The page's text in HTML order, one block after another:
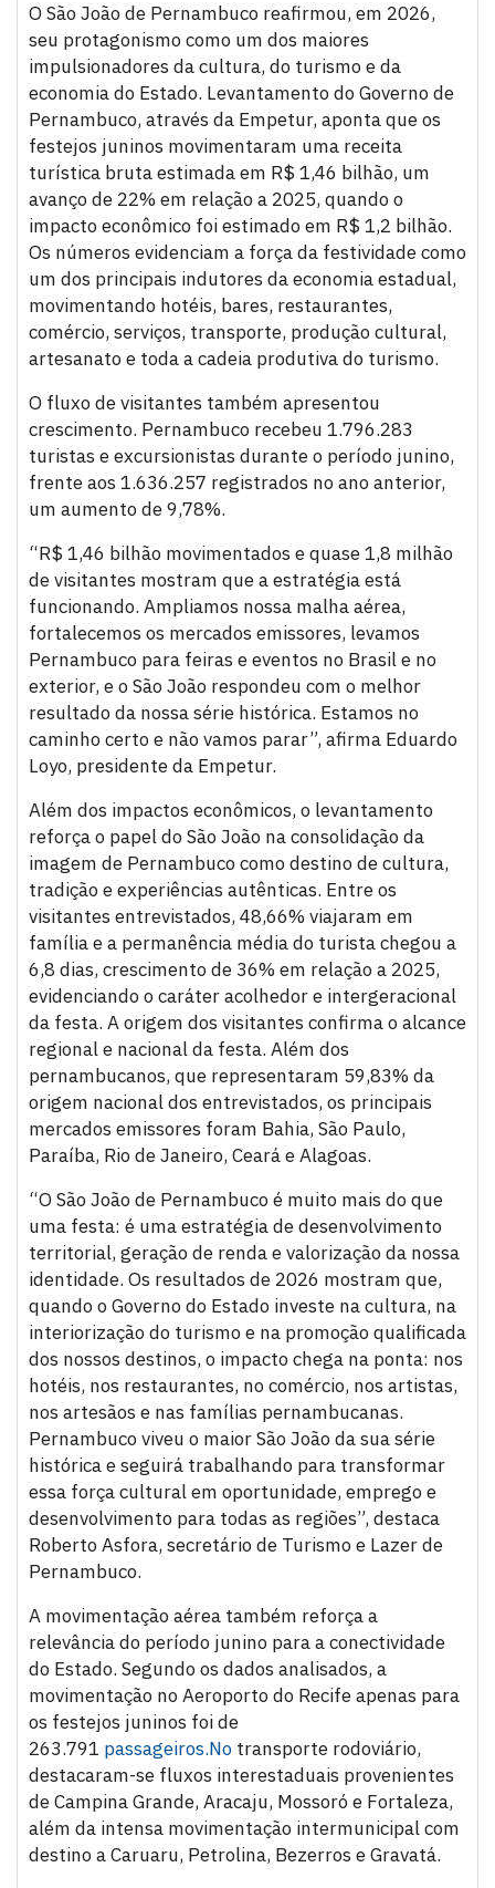
O São João de Pernambuco reafirmou, em 2026,
seu protagonismo como um dos maiores
impulsionadores da cultura, do turismo e da
economia do Estado. Levantamento do Governo de
Pernambuco, através da Empetur, aponta que os
festejos juninos movimentaram uma receita
turística bruta estimada em R$ 1,46 bilhão, um
avanço de 22% em relação a 2025, quando o
impacto econômico foi estimado em R$ 1,2 bilhão.
Os números evidenciam a força da festividade como
um dos principais indutores da economia estadual,
movimentando hotéis, bares, restaurantes,
comércio, serviços, transporte, produção cultural,
artesanato e toda a cadeia produtiva do turismo.
O fluxo de visitantes também apresentou
crescimento. Pernambuco recebeu 1.796.283
turistas e excursionistas durante o período junino,
frente aos 1.636.257 registrados no ano anterior,
um aumento de 9,78%.
“R$ 1,46 bilhão movimentados e quase 1,8 milhão
de visitantes mostram que a estratégia está
funcionando. Ampliamos nossa malha aérea,
fortalecemos os mercados emissores, levamos
Pernambuco para feiras e eventos no Brasil e no
exterior, e o São João respondeu com o melhor
resultado da nossa série histórica. Estamos no
caminho certo e não vamos parar”, afirma Eduardo
Loyo, presidente da Empetur.
Além dos impactos econômicos, o levantamento
reforça o papel do São João na consolidação da
imagem de Pernambuco como destino de cultura,
tradição e experiências autênticas. Entre os
visitantes entrevistados, 48,66% viajaram em
família e a permanência média do turista chegou a
6,8 dias, crescimento de 36% em relação a 2025,
evidenciando o caráter acolhedor e intergeracional
da festa. A origem dos visitantes confirma o alcance
regional e nacional da festa. Além dos
pernambucanos, que representaram 59,83% da
origem nacional dos entrevistados, os principais
mercados emissores foram Bahia, São Paulo,
Paraíba, Rio de Janeiro, Ceará e Alagoas.
“O São João de Pernambuco é muito mais do que
uma festa: é uma estratégia de desenvolvimento
territorial, geração de renda e valorização da nossa
identidade. Os resultados de 2026 mostram que,
quando o Governo do Estado investe na cultura, na
interiorização do turismo e na promoção qualificada
dos nossos destinos, o impacto chega na ponta: nos
hotéis, nos restaurantes, no comércio, nos artistas,
nos artesãos e nas famílias pernambucanas.
Pernambuco viveu o maior São João da sua série
histórica e seguirá trabalhando para transformar
essa força cultural em oportunidade, emprego e
desenvolvimento para todas as regiões”, destaca
Roberto Asfora, secretário de Turismo e Lazer de
Pernambuco.
A movimentação aérea também reforça a
relevância do período junino para a conectividade
do Estado. Segundo os dados analisados, a
movimentação no Aeroporto do Recife apenas para
os festejos juninos foi de
263.791 passageiros.No transporte rodoviário,
destacaram-se fluxos interestaduais provenientes
de Campina Grande, Aracaju, Mossoró e Fortaleza,
além da intensa movimentação intermunicipal com
destino a Caruaru, Petrolina, Bezerros e Gravatá.